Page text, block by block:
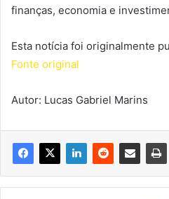
finanças, economia e
Esta notícia foi originalmente
Fonte original
Autor: Lucas Gabriel Marins